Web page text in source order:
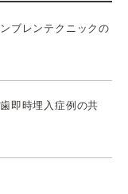
ブレンテクニックの
即時埋入症例の共